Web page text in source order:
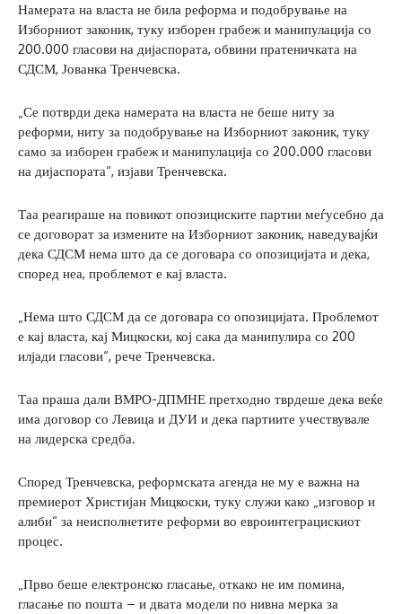
Намерата на власта не била реформа и подобрување на
Изборниот законик, туку изборен грабеж и манипулација со
200.000 гласови на дијаспората, обвини пратеничката на
СДСМ, Јованка Тренчевска.
„Се потврди дека намерата на власта не беше ниту за
реформи, ниту за подобрување на Изборниот законик, туку
само за изборен грабеж и манипулација со 200.000 гласови
на дијаспората“, изјави Тренчевска.
Таа реагираше на повикот опозициските партии меѓусебно да
се договорат за измените на Изборниот законик, наведувајќи
дека СДСМ нема што да се договара со опозицијата и дека,
според неа, проблемот е кај власта.
„Нема што СДСМ да се договара со опозицијата. Проблемот
е кај власта, кај Мицкоски, кој сака да манипулира со 200
илјади гласови“, рече Тренчевска.
Таа праша дали ВМРО-ДПМНЕ претходно тврдеше дека веќе
има договор со Левица и ДУИ и дека партиите учествувале
на лидерска средба.
Според Тренчевска, реформската агенда не му е важна на
премиерот Христијан Мицкоски, туку служи како „изговор и
алиби“ за неисполнетите реформи во евроинтеграцискиот
процес.
„Прво беше електронско гласање, откако не им помина,
гласање по пошта – и двата модели по нивна мерка за